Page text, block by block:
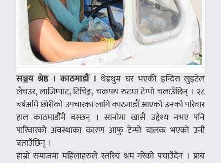
सञ्जय श्रेष्ठ । काठमाडौं । थेह्रथुम घर भएकी इन्दिरा लुइटेल
लैचउर, लाजिम्पाट, टिचिङ्ग, चक्रपथ रुटमा टेम्पो चलाउँछिन् । २८
बर्षअघि छोरीको उपचारका लागि काठमाडौं आएको उनको परिवार
हाल काठमाडौंमै बस्छन् । सानोमा खासै उद्देश्य नभए पनि
पारिवारको अवस्थाका कारण आफु टेम्पो चालक भएको उनी
बताउँछिन् ।
हाम्रो समाजमा महिलाहरुले स्तरिय श्रम गरेको पचाउँदैन । प्राय